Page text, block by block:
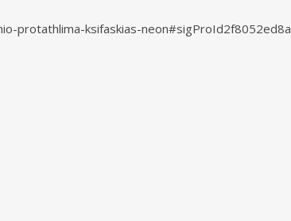
protathlima-ksifaskias-neon#sigProId2f8052ed8a